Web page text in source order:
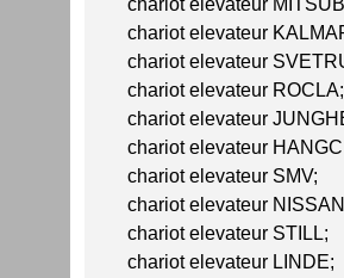
chariot elevateur
chariot elevateur
chariot elevateur ROCLA;
chariot elevateur
chariot elevateur
chariot elevateur SMV;
chariot elevateur
chariot elevateur STILL;
chariot elevateur LINDE;